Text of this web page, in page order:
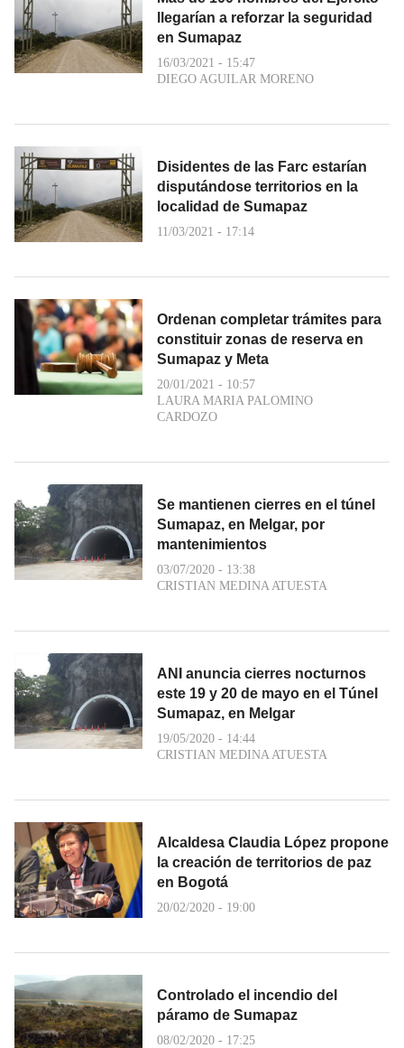
llegarían a reforzar la seguridad
en Sumapaz
16/03/2021 - 15:47
DIEGO AGUILAR MORENO
Disidentes de las Farc estarían
disputándose territorios en la
localidad de Sumapaz
11/03/2021 - 17:14
Ordenan completar trámites para
constituir zonas de reserva en
Sumapaz y Meta
20/01/2021 - 10:57
LAURA MARIA PALOMINO
CARDOZO
Se mantienen cierres en el túnel
Sumapaz, en Melgar, por
mantenimientos
03/07/2020 - 13:38
CRISTIAN MEDINA ATUESTA
ANI anuncia cierres nocturnos
este 19 y 20 de mayo en el Túnel
Sumapaz, en Melgar
19/05/2020 - 14:44
CRISTIAN MEDINA ATUESTA
Alcaldesa Claudia López propone
la creación de territorios de paz
en Bogotá
20/02/2020 - 19:00
Controlado el incendio del
páramo de Sumapaz
08/02/2020 - 17:25